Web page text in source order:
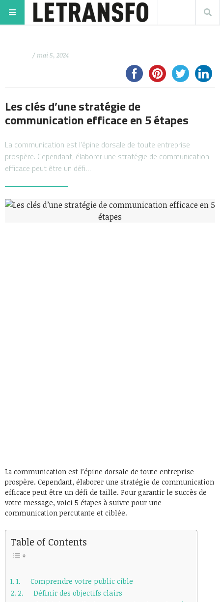
/ mai 5, 2024
Les clés d’une stratégie de
communication efficace en 5 étapes
La communication est l’épine dorsale de toute entreprise
prospère. Cependant, élaborer une stratégie de communication
efficace peut être un défi…
La communication est l’épine dorsale de toute entreprise
prospère. Cependant, élaborer une stratégie de communication
efficace peut être un défi de taille. Pour garantir le succès de
votre message, voici 5 étapes à suivre pour une
communication percutante et ciblée.
Table of Contents
1. Comprendre votre public cible
2. Définir des objectifs clairs